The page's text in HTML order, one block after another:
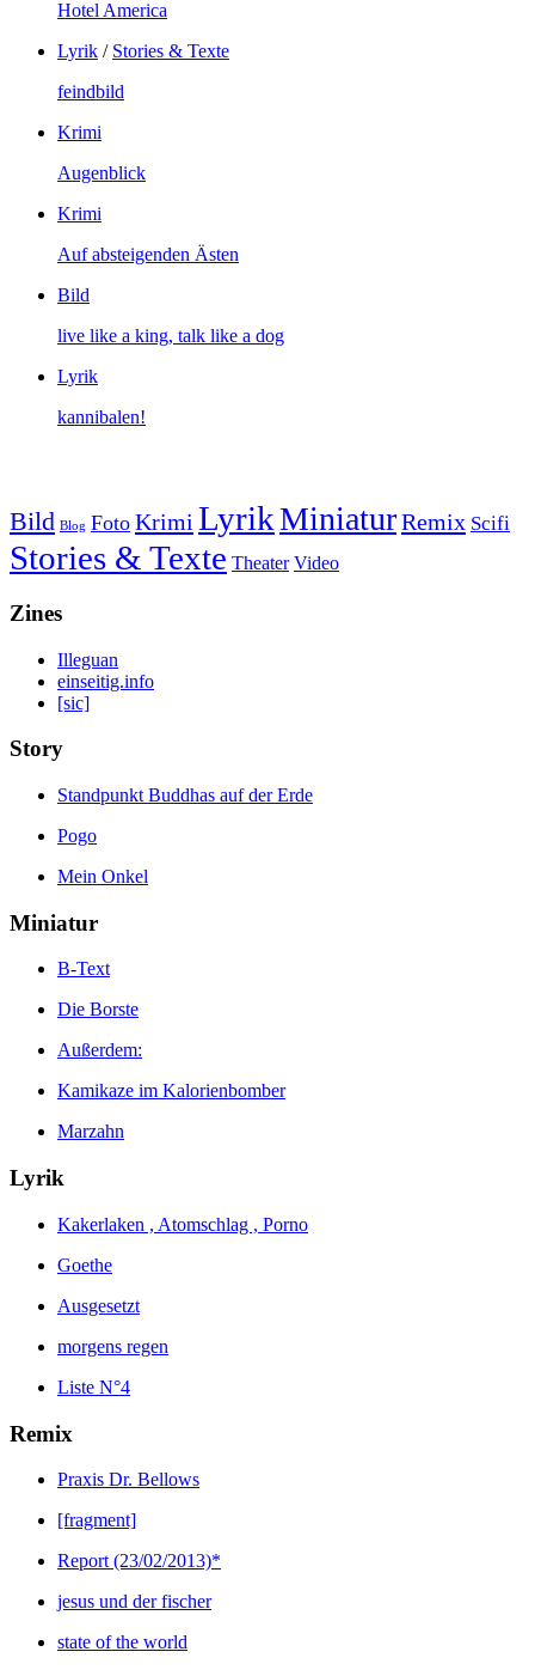
Hotel America
Lyrik / Stories & Texte
feindbild
Krimi
Augenblick
Krimi
Auf absteigenden Ästen
Bild
live like a king, talk like a dog
Lyrik
kannibalen!
Bild Blog Foto Krimi LyrikMiniaturRemix Scifi
Stories & Texte Theater Video
Zines
Illeguan
einseitig.info
[sic]
Story
Standpunkt Buddhas auf der Erde
Pogo
Mein Onkel
Miniatur
B-Text
Die Borste
Außerdem:
Kamikaze im Kalorienbomber
Marzahn
Lyrik
Kakerlaken , Atomschlag , Porno
Goethe
Ausgesetzt
morgens regen
Liste N°4
Remix
Praxis Dr. Bellows
[fragment]
Report (23/02/2013)*
jesus und der fischer
state of the world